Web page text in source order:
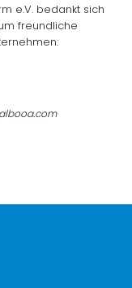
e.V. bedankt sich
freundliche